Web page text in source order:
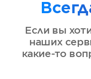
Если вы
наших
какие-то